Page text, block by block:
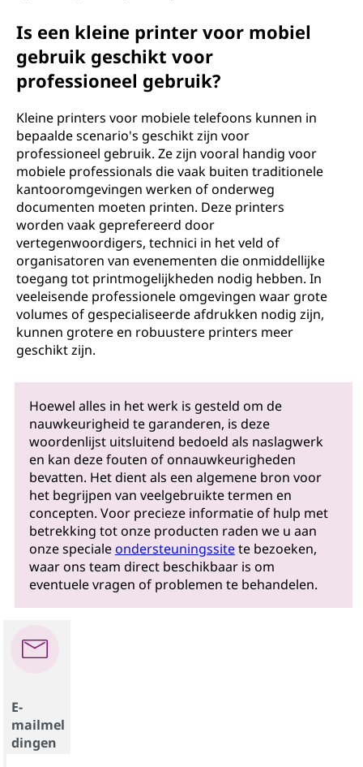
Is een kleine printer voor mobiel
gebruik geschikt voor
professioneel gebruik?
Kleine printers voor mobiele telefoons kunnen in
bepaalde scenario's geschikt zijn voor
professioneel gebruik. Ze zijn vooral handig voor
mobiele professionals die vaak buiten traditionele
kantooromgevingen werken of onderweg
documenten moeten printen. Deze printers
worden vaak geprefereerd door
vertegenwoordigers, technici in het veld of
organisatoren van evenementen die onmiddellijke
toegang tot printmogelijkheden nodig hebben. In
veeleisende professionele omgevingen waar grote
volumes of gespecialiseerde afdrukken nodig zijn,
kunnen grotere en robuustere printers meer
geschikt zijn.
Hoewel alles in het werk is gesteld om de
nauwkeurigheid te garanderen, is deze
woordenlijst uitsluitend bedoeld als naslagwerk
en kan deze fouten of onnauwkeurigheden
bevatten. Het dient als een algemene bron voor
het begrijpen van veelgebruikte termen en
concepten. Voor precieze informatie of hulp met
betrekking tot onze producten raden we u aan
onze specialeondersteuningssitete bezoeken,
waar ons team direct beschikbaar is om
eventuele vragen of problemen te behandelen.
E-
mailmel
dingen